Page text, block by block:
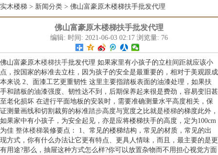
实木楼梯 > 新闻分类 > 佛山富豪原木楼梯扶手批发代理
佛山富豪原木楼梯扶手批发代理
编辑: 时间: 2021-06-03 02:17 浏览量: 76
佛山富豪原木楼梯扶手批发代理 如果家里有小孩子的立柱间距就应该小
点，按国家的标准去立柱，因为孩子的安全是最重要的，相对于美观跟成
本来说 2、面漆工艺更重韧性 这里主要指踏板表面的油漆处理，如果扶
手和踏板的油漆强度、韧性达不到，后期保养起来很是费劲，容易变旧甚
至老化损坏 在进行平面地板的安装时，需要准确测量水平高度相关，保
证测量画线和切割裁剪的标准踏步高度与宽度之比就是楼梯的梯度此外，
如果家中有小孩子，为安全起见，亦是应将楼梯扶手的高度，定为100cm
为佳 整体楼梯装修要点： 1、常见的楼梯结构，常见的材质，常见的出
现方式，你有什么办法让它更有特点、更具人情味，而且，最主要的是更
有用途?那么，抽屉这种方式怎么样?你可以放置杂物而不用担心视觉方面